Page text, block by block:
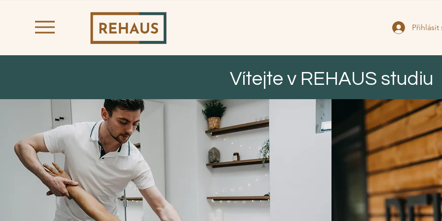
Přihlásit
Vítejte v REHAUS studiu